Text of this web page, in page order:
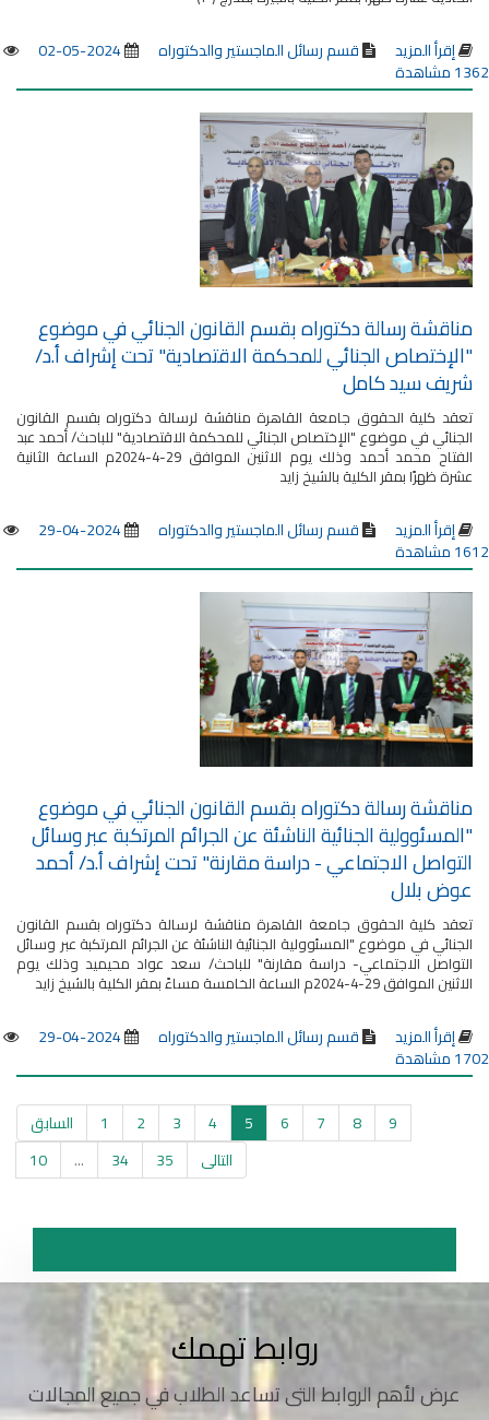
إقرأ المزيد قسم رسائل الماجستير والدكتوراه 2024-05-02
1362 مشاهدة
مناقشة رسالة دكتوراه بقسم القانون الجنائي في موضوع
"الإختصاص الجنائي للمحكمة الاقتصادية" تحت إشراف أ.د/
شريف سيد كامل
تعقد كلية الحقوق جامعة القاهرة مناقشة لرسالة دكتوراه بقسم القانون
الجنائي في موضوع "الإختصاص الجنائي للمحكمة الاقتصادية" للباحث/ أحمد عبد
الفتاح محمد أحمد وذلك يوم الاثنين الموافق 29-4-2024م الساعة الثانية
عشرة ظهرًا بمقر الكلية بالشيخ زايد
إقرأ المزيد قسم رسائل الماجستير والدكتوراه 2024-04-29
1612 مشاهدة
مناقشة رسالة دكتوراه بقسم القانون الجنائي في موضوع
"المسئوولية الجنائية الناشئة عن الجرائم المرتكبة عبر وسائل
التواصل الاجتماعي - دراسة مقارنة" تحت إشراف أ.د/ أحمد
عوض بلال
تعقد كلية الحقوق جامعة القاهرة مناقشة لرسالة دكتوراه بقسم القانون
الجنائي في موضوع "المسئوولية الجنائية الناشئة عن الجرائم المرتكبة عبر وسائل
التواصل الاجتماعي- دراسة مقارنة" للباحث/ سعد عواد محيميد وذلك يوم
الاثنين الموافق 29-4-2024م الساعة الخامسة مساءً بمقر الكلية بالشيخ زايد
إقرأ المزيد قسم رسائل الماجستير والدكتوراه 2024-04-29
1702 مشاهدة
السابق 1 2 3 4 5 6 7 8
9
10
... 34 35 التالى
روابط تهمك
عرض لأهم الروابط التى تساعد الطلاب في جميع المجالات